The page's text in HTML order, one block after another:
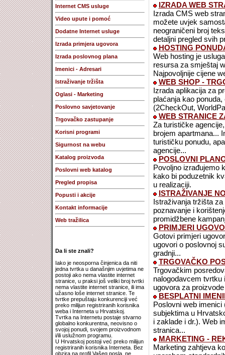
Internet CMS usluge
Video upute i pomoć
Dodatne Internet usluge
Izrada primjera ugovora
Izrada poslovnog plana
Imenici - Adresari
Istraživanje tržišta
Oglasi - Marketing
Poslovno savjetovanje
Trgovačko zastupanje
Korisni programi
Sigurnost na webu
Katalog proizvoda
Poslovni web katalog
Pregled propisa
Popusti i akcije
Kontakt informacije
Web tražilica
Da li ste znali?
Iako je neosporna činjenica da niti
jedna tvrtka u današnjim uvjetima ne
postoji ako nema vlastite internet
stranice, u praksi još veliki broj tvrtki
nema vlastite internet stranice, ili ima
užasno loše internet stranice. Te
tvrtke prepuštaju konkurenciji već
preko milijun registriranih korisnika
weba i Interneta u Hrvatskoj.
Tvrtka na Internetu postaje stvarno
globalno konkurentna, neovisno o
svojoj ponudi, svojem proizvodnom
i/ili uslužnom programu.
U Hrvatskoj postoji već preko milijun
registriranih korisnika Interneta. Bez
obzira na profil Vašeg posla, ne
IZRADA WEB
Izrada CMS web
možete uvjek
neograničeni broj
detaljni pregled svih
HOSTING
Web hosting je
resursa za smještaj
Najpovoljnije cijene
WEB SHOP -
Izrada aplikacija za
plaćanja kao
(2CheckOut,
WEB STRANICE
Za turističke
brojem apartmana...
turističku ponudu,
agencije...
POSLOVNI
Povoljno izrađujemo
kako bi poduzetnik
u realizaciji.
ISTRAŽIVANJE
Istraživanja tržišta
poznavanje i
promidžbene
PRIMJERI
Gotovi primjeri
ugovori o poslovnoj
gradnji...
TRGOVAČKO
Trgovačkim
nalogodavcem tvrtku
ugovora za
BESPLATNI
Poslovni web
subjektima u
i zaklade i dr.). Web
stranica...
MARKETING -
Marketing zahtjeva